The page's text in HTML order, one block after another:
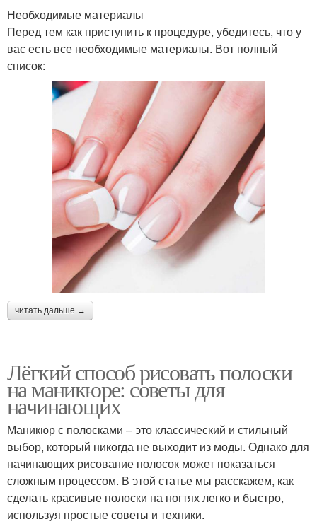
Необходимые материалы
Перед тем как приступить к процедуре, убедитесь, что у
вас есть все необходимые материалы. Вот полный
список:
читать дальше →
Лёгкий способ рисовать полоски
на маникюре: советы для
начинающих
Маникюр с полосками – это классический и стильный
выбор, который никогда не выходит из моды. Однако для
начинающих рисование полосок может показаться
сложным процессом. В этой статье мы расскажем, как
сделать красивые полоски на ногтях легко и быстро,
используя простые советы и техники.